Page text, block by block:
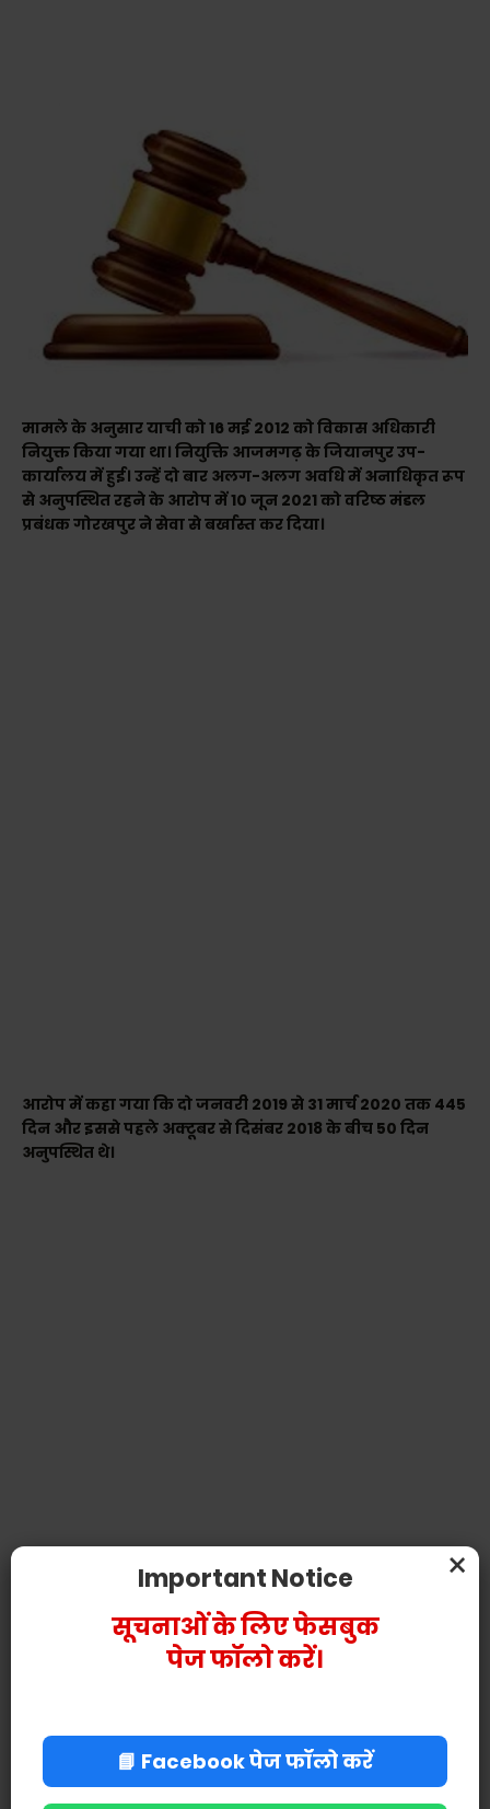
मामले के अनुसार याची को 16 मई 2012 को विकास अधिकारी
नियुक्त किया गया था। नियुक्ति आजमगढ़ के जियानपुर उप-
कार्यालय में हुई। उन्हें दो बार अलग-अलग अवधि में अनाधिकृत रूप
से अनुपस्थित रहने के आरोप में 10 जून 2021 को वरिष्ठ मंडल
प्रबंधक गोरखपुर ने सेवा से बर्खास्त कर दिया।
आरोप में कहा गया कि दो जनवरी 2019 से 31 मार्च 2020 तक 445
दिन और इससे पहले अक्टूबर से दिसंबर 2018 के बीच 50 दिन
अनुपस्थित थे।
POST A COMMENT
×
Important Notice
सूचनाओं के लिए फेसबुक
पेज फॉलो करें।
📘 Facebook पेज फॉलो करें